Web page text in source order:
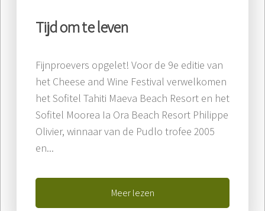
Tijd om te leven
Fijnproevers opgelet! Voor de 9e editie van
het Cheese and Wine Festival verwelkomen
het Sofitel Tahiti Maeva Beach Resort en het
Sofitel Moorea Ia Ora Beach Resort Philippe
Olivier, winnaar van de Pudlo trofee 2005
en...
Meer lezen